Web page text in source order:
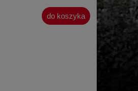
do koszyka